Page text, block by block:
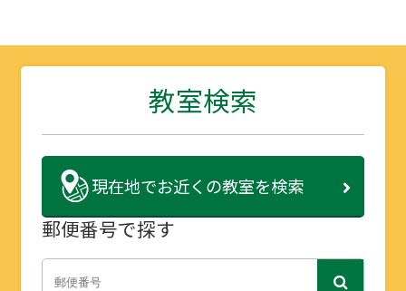
教室検索
現在地でお近くの教室を検索
郵便番号で探す